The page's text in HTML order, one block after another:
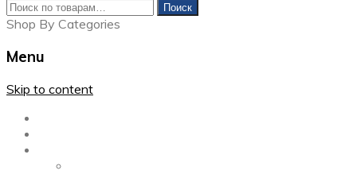
Поиск
Shop By Categories
Menu
Skip to content